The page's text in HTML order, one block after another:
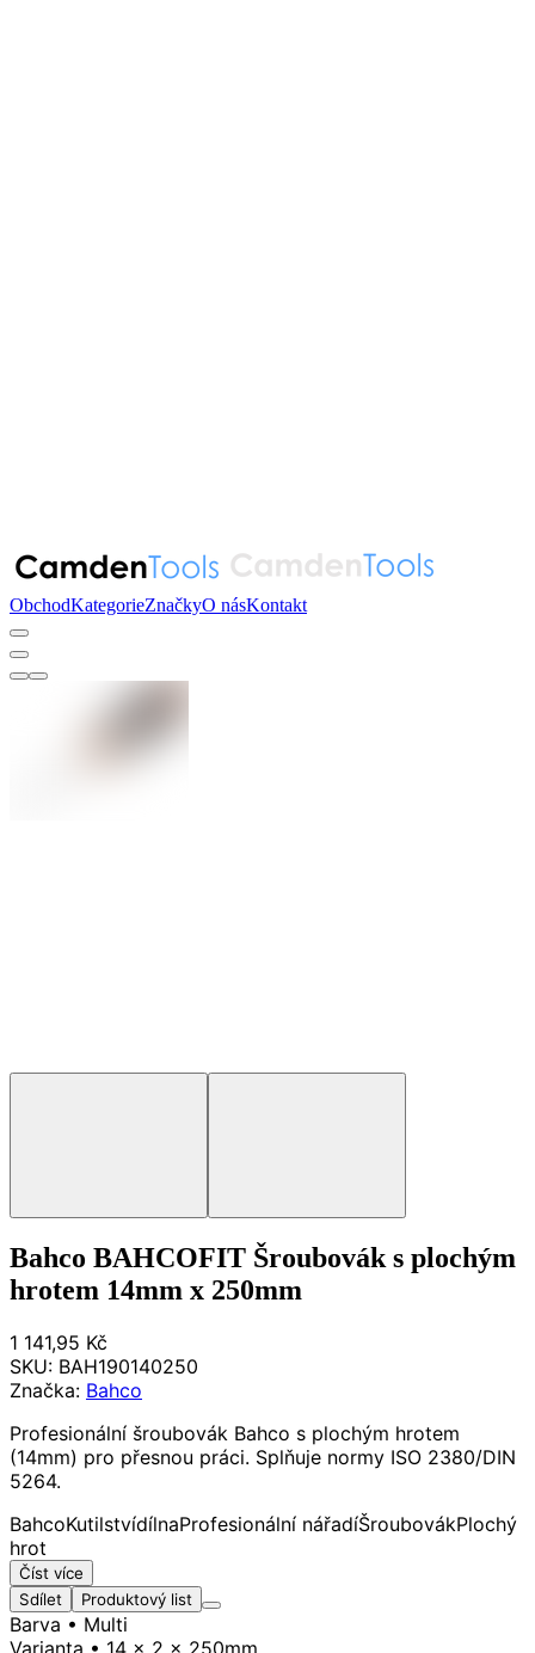
ObchodKategorieZnačkyO násKontakt
Bahco BAHCOFIT Šroubovák s plochým
hrotem 14mm x 250mm
1 141,95 Kč
SKU: BAH190140250
Značka: Bahco
Profesionální šroubovák Bahco s plochým hrotem
(14mm) pro přesnou práci. Splňuje normy ISO 2380/DIN
5264.
BahcoKutilstvídílnaProfesionální nářadíŠroubovákPlochý
hrot
Číst více
Sdílet
Produktový list
Barva • Multi